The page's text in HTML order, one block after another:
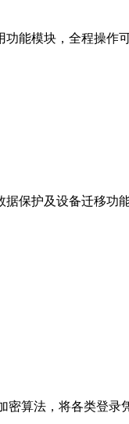
能模块，全程操作
保护及设备迁移功
密算法，将各类登